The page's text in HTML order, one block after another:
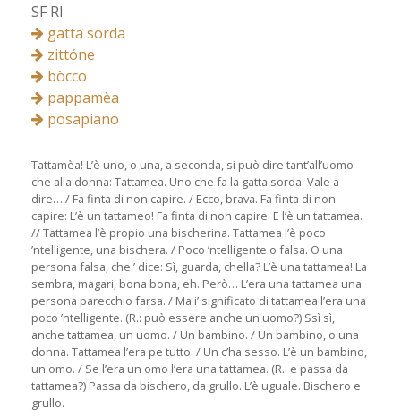
SF RI
gatta sorda
zittóne
bòcco
pappamèa
posapiano
Tattamèa! L’è uno, o una, a seconda, si può dire tant’all’uomo
che alla donna: Tattamea. Uno che fa la gatta sorda. Vale a
dire… / Fa finta di non capire. / Ecco, brava. Fa finta di non
capire: L’è un tattameo! Fa finta di non capire. E l’è un tattamea.
// Tattamea l’è propio una bischerina. Tattamea l’è poco
’ntelligente, una bischera. / Poco ’ntelligente o falsa. O una
persona falsa, che ’ dice: Sì, guarda, chella? L’è una tattamea! La
sembra, magari, bona bona, eh. Però… L’era una tattamea una
persona parecchio farsa. / Ma i’ significato di tattamea l’era una
poco ’ntelligente. (R.: può essere anche un uomo?) Ssì sì,
anche tattamea, un uomo. / Un bambino. / Un bambino, o una
donna. Tattamea l’era pe tutto. / Un c’ha sesso. L’è un bambino,
un omo. / Se l’era un omo l’era una tattamea. (R.: e passa da
tattamea?) Passa da bischero, da grullo. L’è uguale. Bischero e
grullo.